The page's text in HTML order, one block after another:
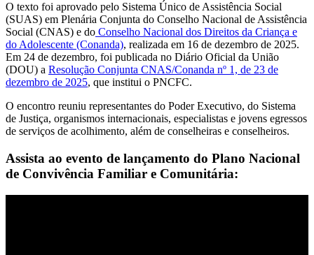
O texto foi aprovado pelo Sistema Único de Assistência Social
(SUAS) em Plenária Conjunta do Conselho Nacional de Assistência
Social (CNAS) e do Conselho Nacional dos Direitos da Criança e
do Adolescente (Conanda), realizada em 16 de dezembro de 2025.
Em 24 de dezembro, foi publicada no Diário Oficial da União
(DOU) a Resolução Conjunta CNAS/Conanda nº 1, de 23 de
dezembro de 2025, que institui o PNCFC.
O encontro reuniu representantes do Poder Executivo, do Sistema
de Justiça, organismos internacionais, especialistas e jovens egressos
de serviços de acolhimento, além de conselheiras e conselheiros.
Assista ao evento de lançamento do Plano Nacional
de Convivência Familiar e Comunitária: